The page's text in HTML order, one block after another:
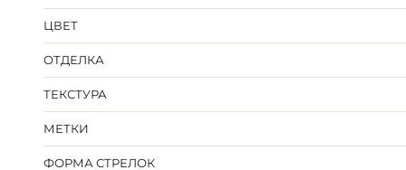
ЦВЕТ
ОТДЕЛКА
ТЕКСТУРА
МЕТКИ
ФОРМА СТРЕЛОК